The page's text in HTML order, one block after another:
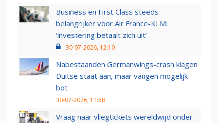
Business en First Class steeds
belangrijker voor Air France-KLM:
‘investering betaalt zich uit’
30-07-2026, 12:10
Nabestaanden Germanwings-crash klagen
Duitse staat aan, maar vangen mogelijk
bot
30-07-2026, 11:58
Vraag naar vliegtickets wereldwijd onder